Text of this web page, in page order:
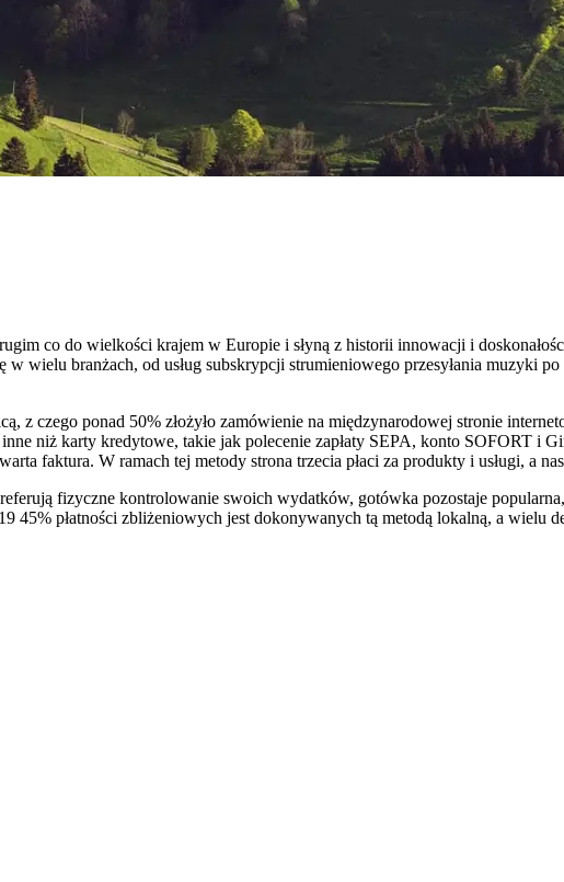
co do wielkości krajem w Europie i słyną z historii innowacji i
w wielu branżach, od usług subskrypcji strumieniowego przesyłania muzyki
z czego ponad 50% złożyło zamówienie na międzynarodowej stronie
niż karty kredytowe, takie jak polecenie zapłaty SEPA, konto SOFORT i
faktura. W ramach tej metody strona trzecia płaci za produkty i usługi, a
fizyczne kontrolowanie swoich wydatków, gotówka pozostaje
płatności zbliżeniowych jest dokonywanych tą metodą lokalną, a wielu